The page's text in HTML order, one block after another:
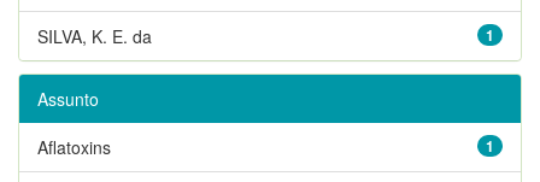
1
SILVA, K. E. da
Assunto
1
Aflatoxins